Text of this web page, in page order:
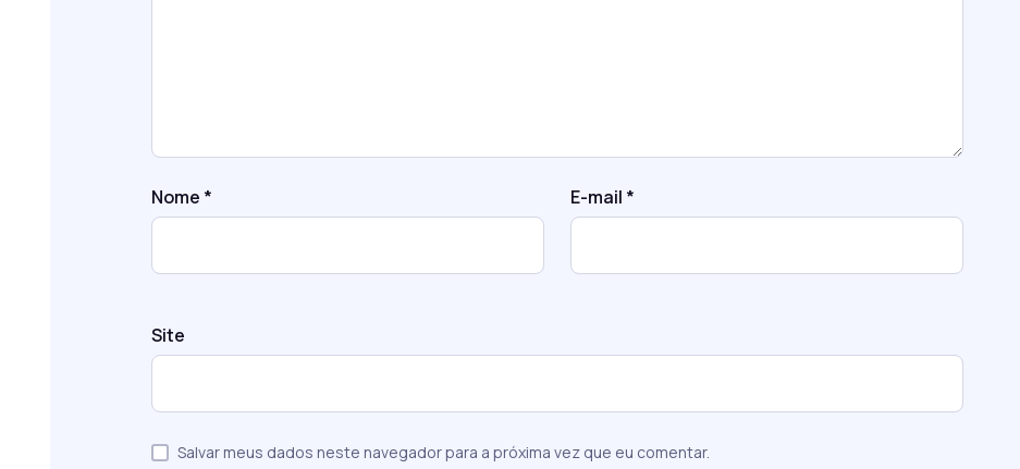
Nome * E-mail *
Site
Salvar meus dados neste navegador para a próxima vez que eu comentar.